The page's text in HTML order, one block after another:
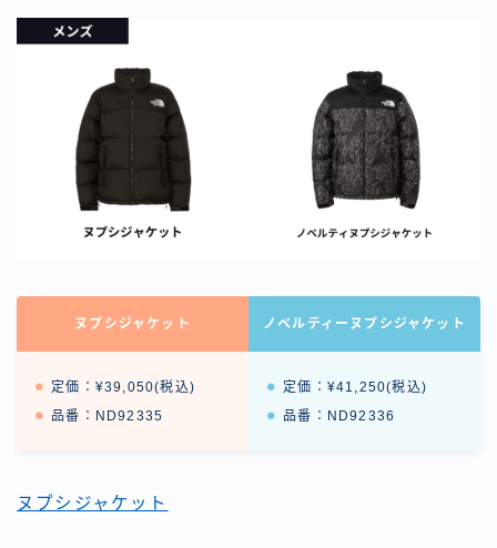
ヌプシジャケット ノベルティーヌプシジャケット
定価：¥39,050(税込)
品番：ND92335
定価：¥41,250(税込)
品番：ND92336
ヌプシジャケット